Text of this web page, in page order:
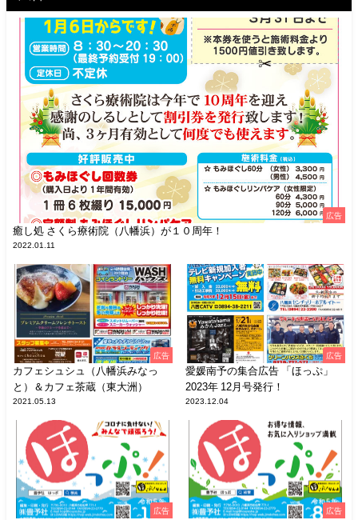
広告
癒し処 さくら療術院（八幡浜）が１０周年！
2022.01.11
広告
カフェシュシュ（八幡浜みなっ
と）＆カフェ茶蔵（東大洲）
2021.05.13
広告
愛媛南予の集合広告 「ほっぷ」
2023年 12月号発行！
2023.12.04
広告 広告